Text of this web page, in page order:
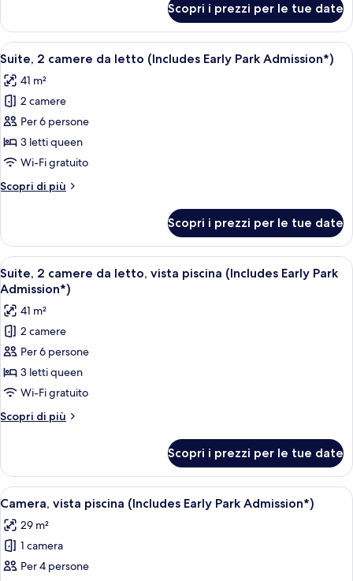
Two
Queen
Beds
Room
With
Two
Beds
Scopri i prezzi per le tue date
Apri
tutte
le
foto
per
Suite,
2
da
Early
Park
Admission*)
Camera d'albergo con due letti, un
10
Suite, 2 camere da letto (Includes Early Park Admission*)
41 m²
2 camere
Per 6 persone
3 letti queen
Wi-Fi gratuito
Scopri di più
Altri
2
camere
da
letto
Early
Park
Admission*)
Scopri i prezzi per le tue date
Apri
tutte
le
foto
per
Suite,
2
camere
da
letto,
piscina
(Includes
Early
Park
Admission*)
Camera d'albergo con due letti,
10
Suite, 2 camere da letto, vista piscina (Includes Early Park
Admission*)
41 m²
2 camere
Per 6 persone
3 letti queen
Wi-Fi gratuito
Scopri di più
Altri
2
camere
da
vista
piscina
(Includes
Early
Scopri i prezzi per le tue date
Apri
tutte
le
foto
per
Camera d'albergo con due letti,
9
Camera, vista piscina (Includes Early Park Admission*)
29 m²
1 camera
Per 4 persone